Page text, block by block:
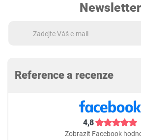
Newsletter
Reference a recenze
4,8
Zobrazit Facebook